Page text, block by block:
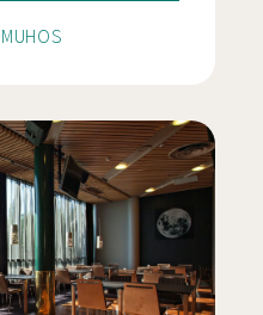
MUHOS